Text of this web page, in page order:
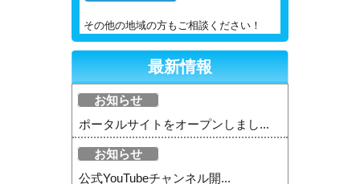
その他の地域の方もご相談ください！
最新情報
お知らせ
ポータルサイトをオープンしまし...
お知らせ
公式YouTubeチャンネル開...